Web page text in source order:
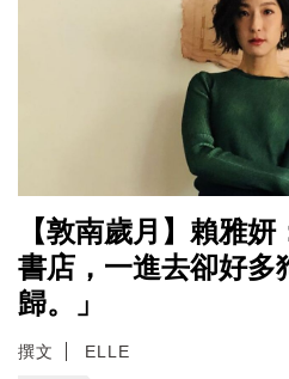
【敦南歲月】賴雅
書店，一進去卻好多
歸。」
撰文 ELLE